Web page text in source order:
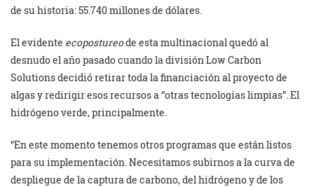
de su historia: 55.740 millones de dólares.
El evidente ecopostureode esta multinacional quedó al
desnudo el año pasado cuando la división Low Carbon
Solutions decidió retirar toda la financiación al proyecto de
algas y redirigir esos recursos a “otras tecnologías limpias”. El
hidrógeno verde, principalmente.
“En este momento tenemos otros programas que están listos
para su implementación. Necesitamos subirnos a la curva de
despliegue de la captura de carbono, del hidrógeno y de los